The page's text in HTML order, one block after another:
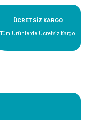
ÜCRETSİZ KARGO
Tüm Ürünlerde Ücretsiz Kargo